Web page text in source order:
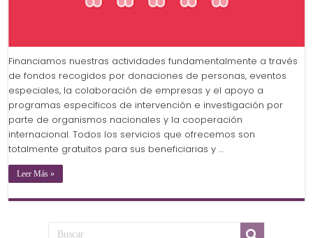
Financiamos nuestras actividades fundamentalmente a través
de fondos recogidos por donaciones de personas, eventos
especiales, la colaboración de empresas y el apoyo a
programas específicos de intervención e investigación por
parte de organismos nacionales y la cooperación
internacional. Todos los servicios que ofrecemos son
totalmente gratuitos para sus beneficiarias y …
Leer Más »